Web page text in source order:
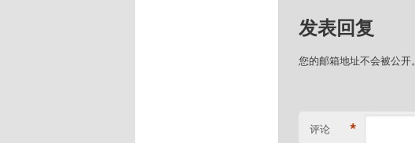
发表回复
您的邮箱地址不会被公开。
评论 *